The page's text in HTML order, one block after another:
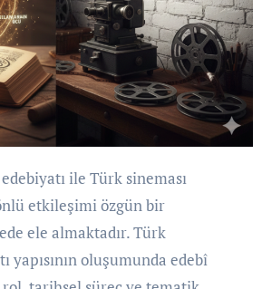
etkileşimi özgün bir
ele almaktadır. Türk
yapısının oluşumunda edebî